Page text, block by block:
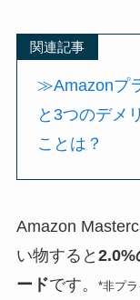
関連記事
≫Amazonプ
と3つのデメ
ことは？
Amazon
い物すると 2.0%
ードです。 *非プ